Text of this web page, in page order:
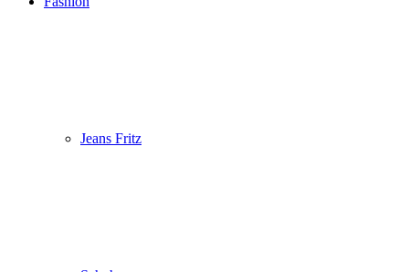
Jeans Fritz